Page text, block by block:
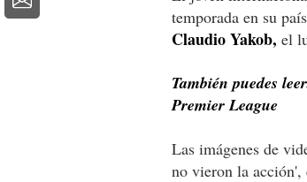
temporada en su
Claudio Yakob, el
También puedes
Premier League
Las imágenes de
no vieron la acción',